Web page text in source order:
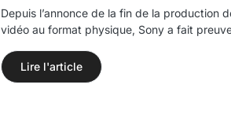
Depuis l’annonce de la fin de la production
vidéo au format physique, Sony a fait
Lire l'article